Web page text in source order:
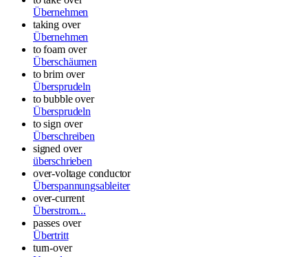
Übernehmen
taking over
Übernehmen
to foam over
Überschäumen
to brim over
Übersprudeln
to bubble over
Übersprudeln
to sign over
Überschreiben
signed over
überschrieben
over-voltage conductor
Überspannungsableiter
over-current
Überstrom...
passes over
Übertritt
turn-over